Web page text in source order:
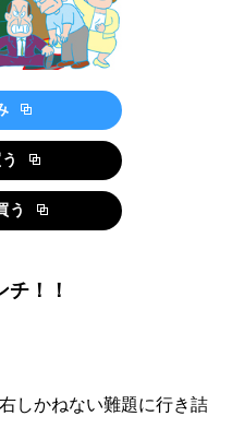
う
！！
しかねない難題に行き詰